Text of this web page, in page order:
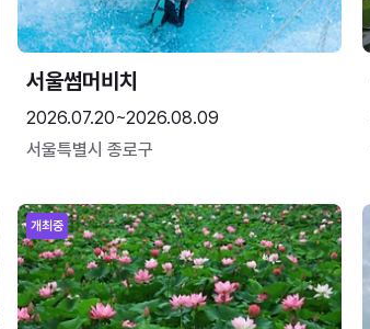
서울썸머비치
2026.07.20~2026.08.09
서울특별시 종로구
개최중